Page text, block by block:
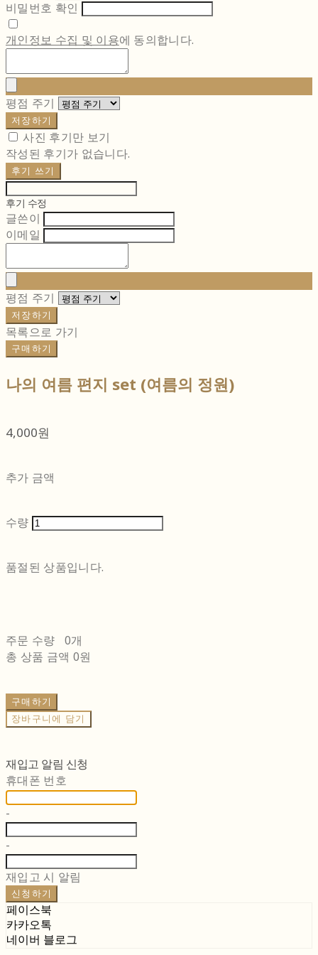
비밀번호 확인
개인정보 수집 및 이용에 동의합니다.
평점 주기
저장하기
사진 후기만 보기
작성된 후기가 없습니다.
후기 쓰기
후기 수정
글쓴이
이메일
평점 주기
저장하기
목록으로 가기
구매하기
나의 여름 편지 set (여름의 정원)
4,000원
추가 금액
수량
품절된 상품입니다.
주문 수량
0개
총 상품 금액 0원
구매하기
장바구니에 담기
재입고 알림 신청
휴대폰 번호
-
-
재입고 시 알림
신청하기
페이스북
카카오톡
네이버 블로그